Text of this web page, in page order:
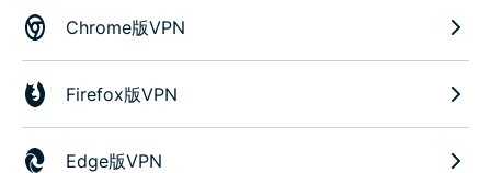
Chrome版VPN
Firefox版VPN
Edge版VPN